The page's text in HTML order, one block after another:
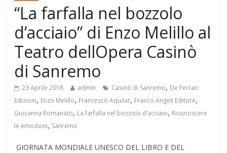
“La farfalla nel bozzolo
d’acciaio” di Enzo Melillo al
Teatro dellOpera Casinò
di Sanremo
23 Aprile 2018 admin Casinò di Sanremo, De Ferrari
Edizioni, Enzo Melillo, Francesco Aquilar, Franco Angeli Editore,
Giovanna Romanato, La farfalla nel bozzolo d’acciaio, Riconoscere
le emozioni, Sanremo
GIORNATA MONDIALE UNESCO DEL LIBRO E DEL